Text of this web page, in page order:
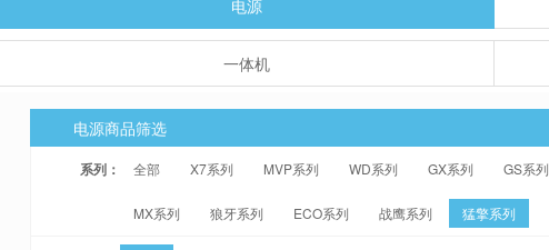
电源
一体机
电源商品筛选
系列： 全部 X7系列 MVP系列 WD系列 GX系列 GS系列
MX系列 狼牙系列 ECO系列 战鹰系列 猛擎系列